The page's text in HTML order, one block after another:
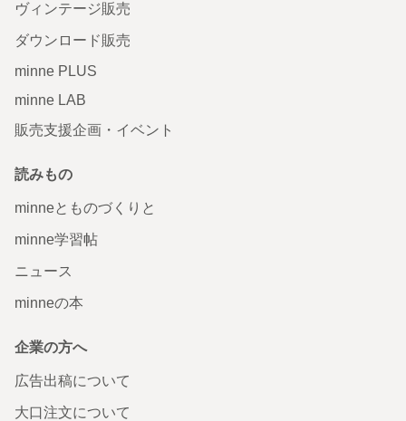
ヴィンテージ販売
ダウンロード販売
minne PLUS
minne LAB
販売支援企画・イベント
読みもの
minneとものづくりと
minne学習帖
ニュース
minneの本
企業の方へ
広告出稿について
大口注文について